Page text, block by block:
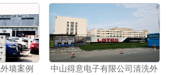
墙案例
中山得意电子有限公司清洗外